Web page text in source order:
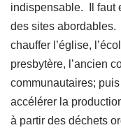
indispensable. Il faut
des sites abordables.
chauffer l’église,
presbytère, l’ancien
communautaires;
accélérer la
à partir des déchets